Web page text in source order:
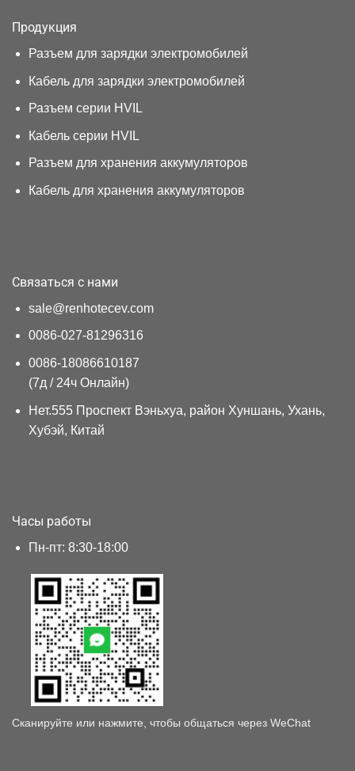
Продукция
Разъем для зарядки электромобилей
Кабель для зарядки электромобилей
Разъем серии HVIL
Кабель серии HVIL
Разъем для хранения аккумуляторов
Кабель для хранения аккумуляторов
Связаться с нами
sale@renhotecev.com
0086-027-81296316
0086-18086610187
(7д / 24ч Онлайн)
Нет.555 Проспект Вэньхуа, район Хуншань, Ухань,
Хубэй, Китай
Часы работы
Пн-пт: 8:30-18:00
Сканируйте или нажмите, чтобы общаться через WeChat